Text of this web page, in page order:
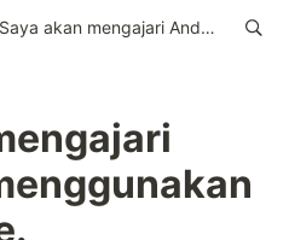
Saya akan mengajari Anda cara menggunakan mode offline.